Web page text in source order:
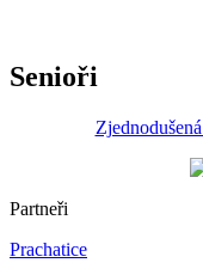
Senioři
Partneři
Prachatice